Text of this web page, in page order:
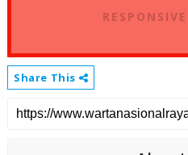
Share This